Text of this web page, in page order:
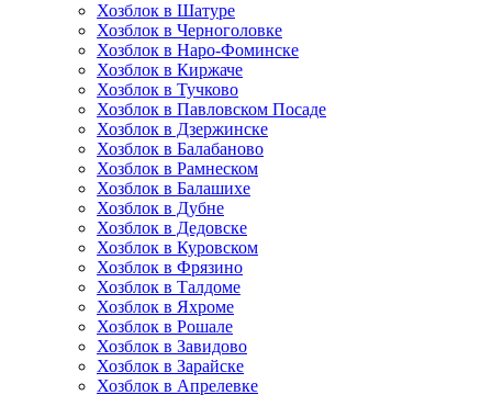
Хозблок в Шатуре
Хозблок в Черноголовке
Хозблок в Наро-Фоминске
Хозблок в Киржаче
Хозблок в Тучково
Хозблок в Павловском Посаде
Хозблок в Дзержинске
Хозблок в Балабаново
Хозблок в Рамнеском
Хозблок в Балашихе
Хозблок в Дубне
Хозблок в Дедовске
Хозблок в Куровском
Хозблок в Фрязино
Хозблок в Талдоме
Хозблок в Яхроме
Хозблок в Рошале
Хозблок в Завидово
Хозблок в Зарайске
Хозблок в Апрелевке